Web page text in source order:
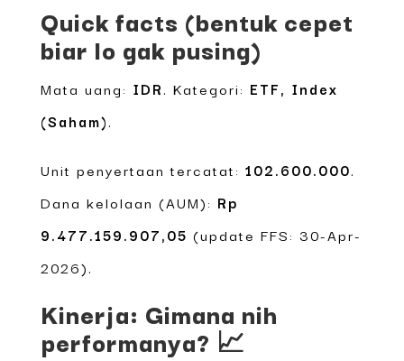
Quick facts (bentuk cepet
biar lo gak pusing)
Mata uang: IDR. Kategori: ETF, Index
(Saham).
Unit penyertaan tercatat: 102.600.000.
Dana kelolaan (AUM): Rp
9.477.159.907,05 (update FFS: 30-Apr-
2026).
Kinerja: Gimana nih
performanya? 📈